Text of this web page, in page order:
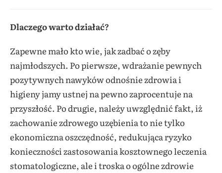
Dlaczego warto działać?
Zapewne mało kto wie, jak zadbać o zęby
najmłodszych. Po pierwsze, wdrażanie pewnych
pozytywnych nawyków odnośnie zdrowia i
higieny jamy ustnej na pewno zaprocentuje na
przyszłość. Po drugie, należy uwzględnić fakt, iż
zachowanie zdrowego uzębienia to nie tylko
ekonomiczna oszczędność, redukująca ryzyko
konieczności zastosowania kosztownego leczenia
stomatologiczne, ale i troska o ogólne zdrowie